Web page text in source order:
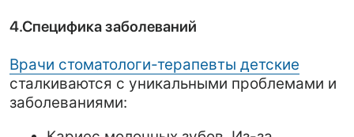
использования брекетов или других
ортодонтических устройств.
деснами чаще встречаются у
взрослых, они также могут
развиваться и у детей, особенно если